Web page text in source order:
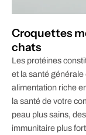
Croquettes
chats
Les protéines
et la santé
alimentation riche
la santé de votre
peau plus sains,
immunitaire plus